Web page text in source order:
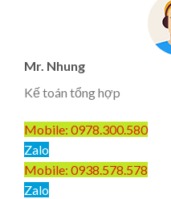
Mr. Nhung
Kế toán tổng hợp
Mobile: 0978.300.580
Zalo
Mobile: 0938.578.578
Zalo